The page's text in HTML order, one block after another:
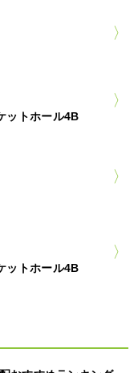
ットホール4B
ットホール4B